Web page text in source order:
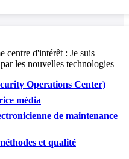
centre d'intérêt : Je suis
les nouvelles technologies
Operations Center)
média
de maintenance
et qualité